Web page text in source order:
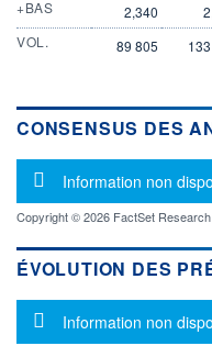
+BAS
2,340
VOL.
89 805
CONSENSUS DES
Message
Information non
Copyright © 2026 FactSet
ÉVOLUTION DES
Message
Information non